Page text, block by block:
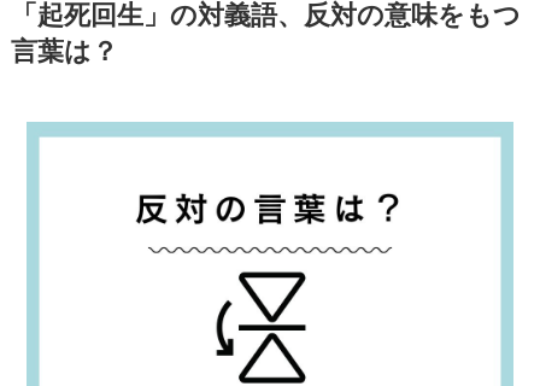
「起死回生」の対義語、反対の意味をもつ
言葉は？